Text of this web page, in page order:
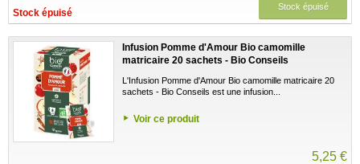
Stock épuisé
Stock épuisé
Infusion Pomme d'Amour Bio camomille
matricaire 20 sachets - Bio Conseils
L'Infusion Pomme d'Amour Bio camomille matricaire 20
sachets - Bio Conseils est une infusion...
Voir ce produit
5,25 €